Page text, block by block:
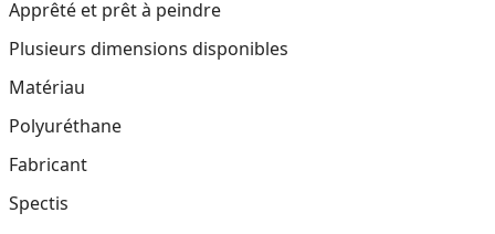
Apprêté et prêt à peindre
Plusieurs dimensions disponibles
Matériau
Polyuréthane
Fabricant
Spectis